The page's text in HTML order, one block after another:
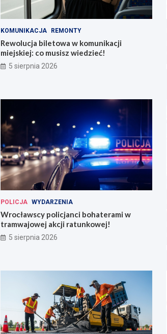
KOMUNIKACJA REMONTY
Rewolucja biletowa w komunikacji
miejskiej: co musisz wiedzieć!
5 sierpnia 2026
POLICJA WYDARZENIA
Wrocławscy policjanci bohaterami w
tramwajowej akcji ratunkowej!
5 sierpnia 2026